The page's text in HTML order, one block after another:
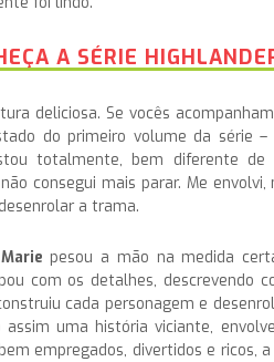
A SÉRIE
deliciosa. Se vocês
do primeiro volume da série –
totalmente, bem diferente de
consegui mais parar. Me
a trama.
pesou a mão na medida
com os detalhes, descrevendo
cada personagem e
assim uma história viciante,
empregados, divertidos e ricos,